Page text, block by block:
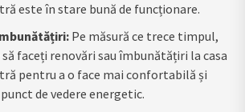
este în stare bună de funcționare.
Pe măsură ce trece timpul,
faceți renovări sau îmbunătățiri la casa
pentru a o face mai confortabilă și
de vedere energetic.